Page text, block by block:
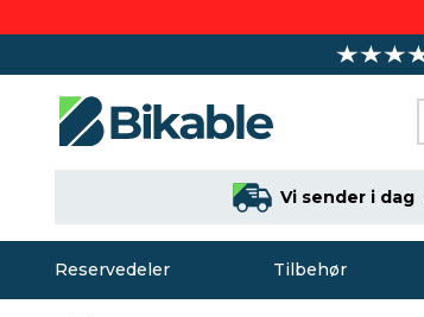
Vi sender i dag
Reservedeler Tilbehør